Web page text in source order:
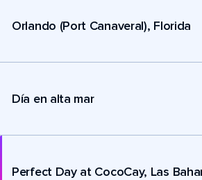
Orlando (Port Canaveral), Florida
Día en alta mar
Perfect Day at CocoCay, Las